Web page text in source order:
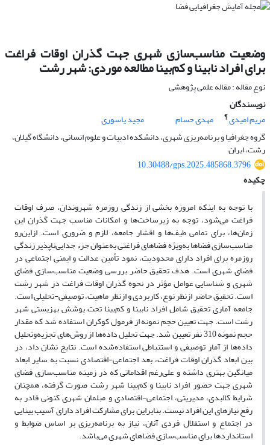
وضعیت مناسب‌سازی شهری جهت گذران اوقات فراغت
برای افراد نابینا و کم‌بینا مطالعه موردی: شهر رشت
نوع مقاله : مقاله علمی پژوهشی
نویسندگان
مریم امیدی¶ مهدی حسام
مجید یاسوری
گروه جغرافیا و برنامه‌ریزی شهری، دانشکده ادبیات و علوم انسانی، دانشگاه گیلان،
رشت، ایران
10.30488/gps.2025.485868.3796
چکیده
با توجه به اینکه امروزه بخشی از زندگی روزمره شهروندان، صرف اوقات
فراغت می‌شود، توجه به زیرساخت‌ها و امکانات مناسب جهت گذران این
زمان‌ها، برای تمامی طیف‌ها و اقشار جامعه، لازم و ضروری است. ازاین‌رو
مناسب‌سازی فضاها به‌ویژه فضاهای فراغتی به‌عنوان جزء جدایی‌ناپذیر زندگی
روزمره برای افراد دارای محدودیت، نمود تأمین عدالت و ایمنی اجتماعی در
فضای شهری است. هدف تحقیق حاضر بررسی وضعیت مناسب‌سازی فضای
شهری و شناسایی عوامل مؤثر در نحوه گذران اوقات فراغت در شهر رشت
است. تحقیق حاضر ازنظر نوع، کاربردی و ازنظر ماهیت، توصیفی-تحلیلی است.
جامعه آماری تحقیق شامل افراد نابینا و کم‌بینا تحت پوشش بهزیستی شهر
رشت است. جهت تعیین حجم نمونه از فرمول کوکران استفاده شد که مقدار
حجم نمونه 310 نفر تعیین شد. جهت تحلیل داده‌ها از روش‌های تجزیه‌وتحلیل
داده‌ها از آمار توصیفی و استنباطی استفاده‌شده است. نتایج نشان داد، در
بین ابعاد گذران اوقات فراغت، بعد اجتماعی-اقتصادی نسبت به سایر ابعاد
میانگین بهتری داشته و علی‌رغم اقداماتی که در زمینه مناسب‌سازی فضای
شهری جهت حضور افراد نابینا و کم‌بینا شهر رشت صورت گرفته، همچنان
شرایط کالبدی، مدیریتی، اجتماعی-اقتصادی و مبلمان شهری کنونی قادر به
رفع نیازهای این افراد نیست. بنابراین برای مشارکت افراد دارای آسیب بینایی
در اجتماع و استقلال فردی آنان، نیاز به برنامه‌ریزی بر اساس ضوابط و
استانداردها برای مناسب‌سازی فضاهای شهری می‌باشد.